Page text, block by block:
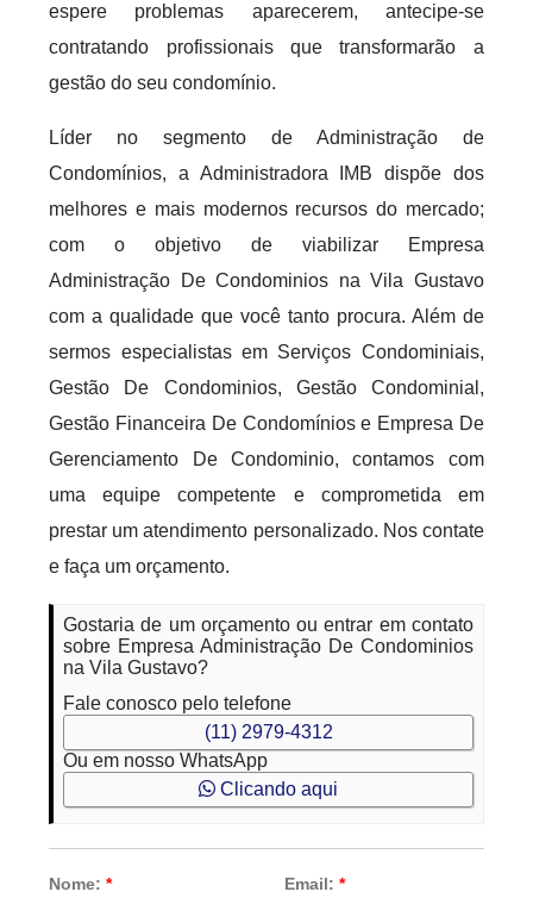
espere problemas aparecerem, antecipe-se
contratando profissionais que transformarão a
gestão do seu condomínio.
Líder no segmento de Administração de
Condomínios, a Administradora IMB dispõe dos
melhores e mais modernos recursos do mercado;
com o objetivo de viabilizar Empresa
Administração De Condominios na Vila Gustavo
com a qualidade que você tanto procura. Além de
sermos especialistas em Serviços Condominiais,
Gestão De Condominios, Gestão Condominial,
Gestão Financeira De Condomínios e Empresa De
Gerenciamento De Condominio, contamos com
uma equipe competente e comprometida em
prestar um atendimento personalizado. Nos contate
e faça um orçamento.
Gostaria de um orçamento ou entrar em contato
sobre Empresa Administração De Condominios
na Vila Gustavo?
Fale conosco pelo telefone
(11) 2979-4312
Ou em nosso WhatsApp
Clicando aqui
Nome:* Email: *